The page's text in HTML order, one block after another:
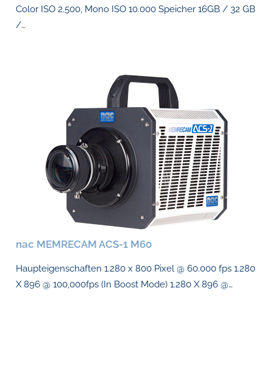
Color ISO 2.500, Mono ISO 10.000 Speicher 16GB / 32 GB
/…
nac MEMRECAM ACS-1 M60
Haupteigenschaften 1.280 x 800 Pixel @ 60.000 fps 1.280
X 896 @ 100,000fps (In Boost Mode) 1.280 X 896 @…